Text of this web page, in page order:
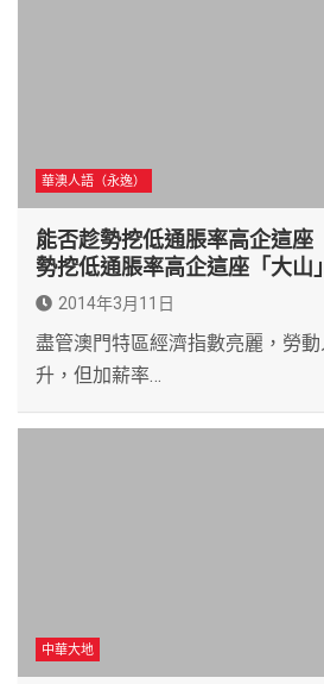
華澳人語（永逸）
能否趁勢挖低通脹率高企這座
勢挖低通脹率高企這座「大山
2014年3月11日
盡管澳門特區經濟指數亮麗，勞
升，但加薪率…
中華大地